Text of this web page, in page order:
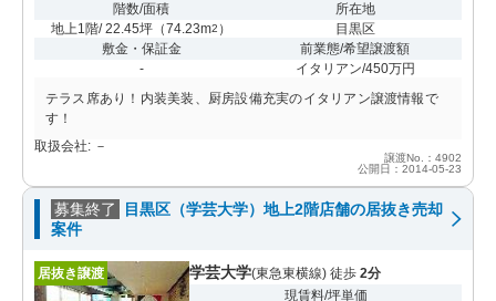
階数/面積
地上1階/ 22.45坪 （74.23m2 ）
所在地
目黒区
敷金・保証金
-
前業態/希望譲渡額
イタリアン/450万円
テラス席あり！内装美装、厨房設備充実のイタリアン譲渡情報で
す！
取扱会社: －
譲渡No.：4902
公開日：2014-05-23
募集終了
目黒区（学芸大学）地上2階店舗の居抜き売却
案件
居抜き譲渡 学芸大学(東急東横線) 徒歩 2分
現賃料/坪単価